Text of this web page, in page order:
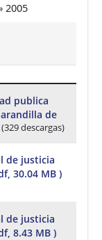
2005
publica
de
(329 descargas)
de justicia
30.04 MB )
de justicia
8.43 MB )